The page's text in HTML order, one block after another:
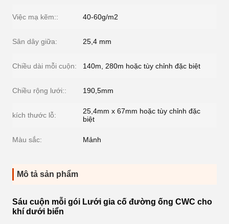
Việc mạ kẽm:: 40-60g/m2
Sân dây giữa: 25,4 mm
Chiều dài mỗi cuộn: 140m, 280m hoặc tùy chỉnh đặc biệt
Chiều rộng lưới:: 190,5mm
kích thước lỗ:
25,4mm x 67mm hoặc tùy chỉnh đặc
biệt
Màu sắc: Mảnh
Mô tả sản phẩm
Sáu cuộn mỗi gói Lưới gia cố đường ống CWC cho
khí dưới biển